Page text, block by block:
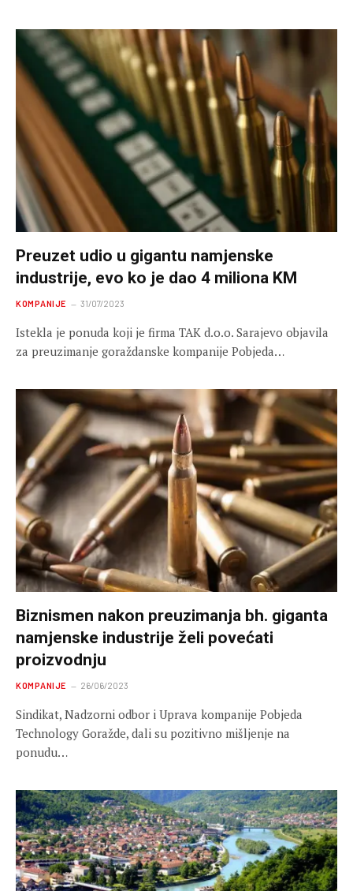
Preuzet udio u gigantu namjenske
industrije, evo ko je dao 4 miliona KM
KOMPANIJE 31/07/2023
Istekla je ponuda koji je firma TAK d.o.o. Sarajevo objavila
za preuzimanje goraždanske kompanije Pobjeda…
Biznismen nakon preuzimanja bh. giganta
namjenske industrije želi povećati
proizvodnju
KOMPANIJE 26/06/2023
Sindikat, Nadzorni odbor i Uprava kompanije Pobjeda
Technology Goražde, dali su pozitivno mišljenje na
ponudu…